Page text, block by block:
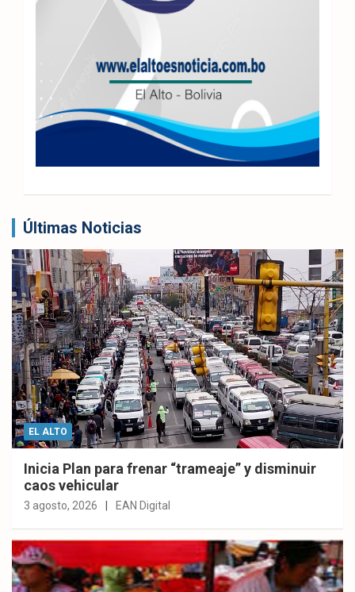
Últimas Noticias
EL ALTO
Inicia Plan para frenar “trameaje” y disminuir
caos vehicular
3 agosto, 2026 EAN Digital